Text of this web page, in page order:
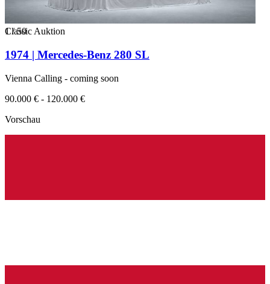
1/50
Classic Auktion
1974 | Mercedes-Benz 280 SL
Vienna Calling - coming soon
90.000 € - 120.000 €
Vorschau